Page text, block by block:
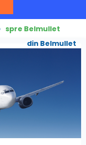
spre Belmullet
din Belmullet